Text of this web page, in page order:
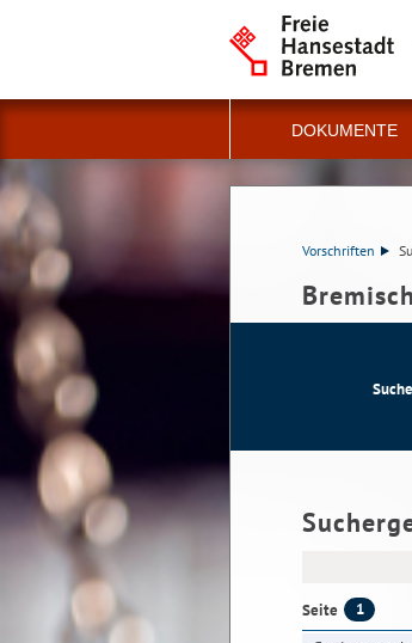
DOKUMENTE
Vorschriften
Suche
Seite 1